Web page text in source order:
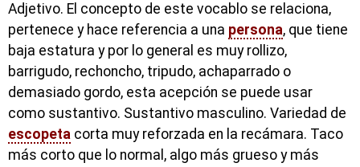
Adjetivo. El concepto de este vocablo se relaciona,
pertenece y hace referencia a una persona, que tiene
baja estatura y por lo general es muy rollizo,
barrigudo, rechoncho, tripudo, achaparrado o
demasiado gordo, esta acepción se puede usar
como sustantivo. Sustantivo masculino. Variedad de
escopeta corta muy reforzada en la recámara. Taco
más corto que lo normal, algo más grueso y más